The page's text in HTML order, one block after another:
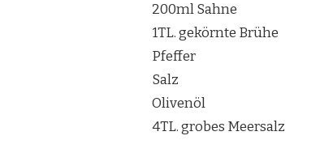
200ml Sahne
1TL. gekörnte Brühe
Pfeffer
Salz
Olivenöl
4TL. grobes Meersalz